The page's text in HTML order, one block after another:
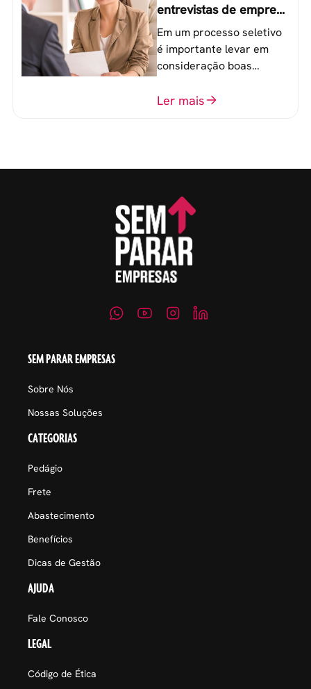
entrevistas de emprego
que recrutadores não
devem fazer
Em um processo seletivo
é importante levar em
consideração boas
o perfil do profissional e
Ler mais
SEM PARAR EMPRESAS
Sobre Nós
Nossas Soluções
CATEGORIAS
Pedágio
Frete
Abastecimento
Benefícios
Dicas de Gestão
AJUDA
Fale Conosco
LEGAL
Código de Ética